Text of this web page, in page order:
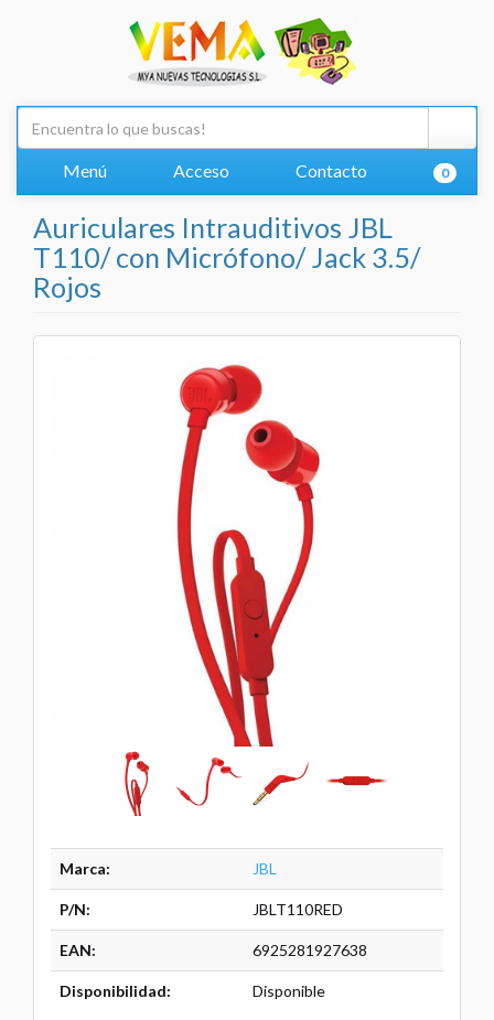
Menú Acceso Contacto 0
Auriculares Intrauditivos JBL
T110/ con Micrófono/ Jack 3.5/
Rojos
Marca: JBL
P/N: JBLT110RED
EAN: 6925281927638
Disponibilidad: Disponible